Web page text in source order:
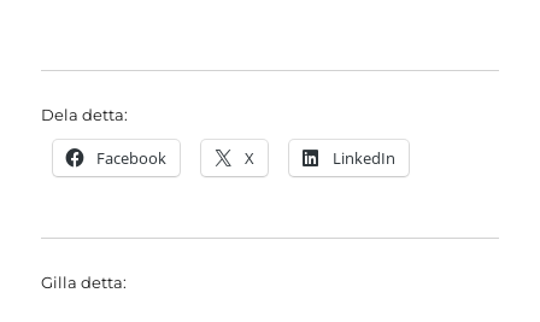
Dela detta:
Facebook X LinkedIn
Gilla detta: